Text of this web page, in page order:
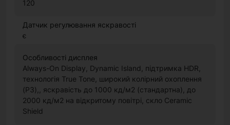
120
Датчик регулювання яскравості
є
Особливості дисплея
Always-On Display, Dynamic Island, підтримка HDR,
технологія True Tone, широкий колірний охоплення
(P3),, яскравість до 1000 кд/м2 (стандартна), до
2000 кд/м2 на відкритому повітрі, скло Ceramic
Shield